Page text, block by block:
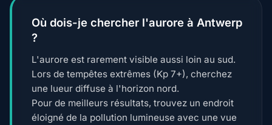
Où dois-je chercher l'aurore à Antwerp
?
L'aurore est rarement visible aussi loin au sud.
Lors de tempêtes extrêmes (Kp 7+), cherchez
une lueur diffuse à l'horizon nord.
Pour de meilleurs résultats, trouvez un endroit
éloigné de la pollution lumineuse avec une vue